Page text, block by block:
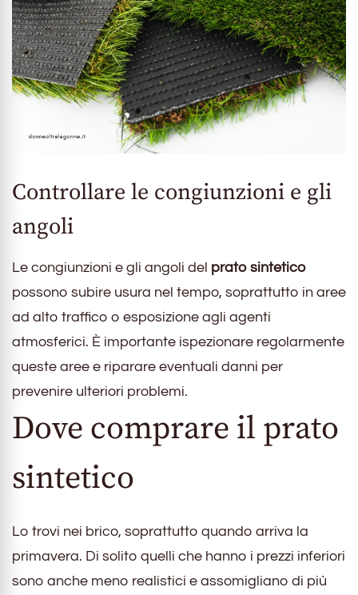
Controllare le congiunzioni e gli
angoli
Le congiunzioni e gli angoli del prato sintetico
possono subire usura nel tempo, soprattutto in aree
ad alto traffico o esposizione agli agenti
atmosferici. È importante ispezionare regolarmente
queste aree e riparare eventuali danni per
prevenire ulteriori problemi.
Dove comprare il prato
sintetico
Lo trovi nei brico, soprattutto quando arriva la
primavera. Di solito quelli che hanno i prezzi inferiori
sono anche meno realistici e assomigliano di più